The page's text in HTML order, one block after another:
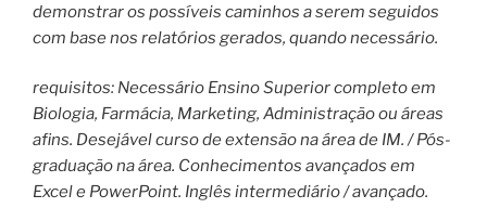
demonstrar os possíveis caminhos a serem seguidos
com base nos relatórios gerados, quando necessário.
requisitos: Necessário Ensino Superior completo em
Biologia, Farmácia, Marketing, Administração ou áreas
afins. Desejável curso de extensão na área de IM. / Pós-
graduação na área. Conhecimentos avançados em
Excel e PowerPoint. Inglês intermediário / avançado.